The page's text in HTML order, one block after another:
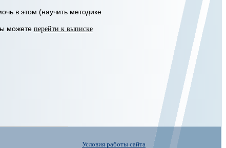
в этом (научить методике
можете перейти к выписке
Условия работы сайта